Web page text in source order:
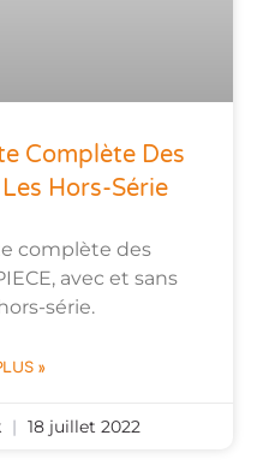
Complète Des
Hors-Série
complète des
avec et sans
série.
»
18 juillet 2022